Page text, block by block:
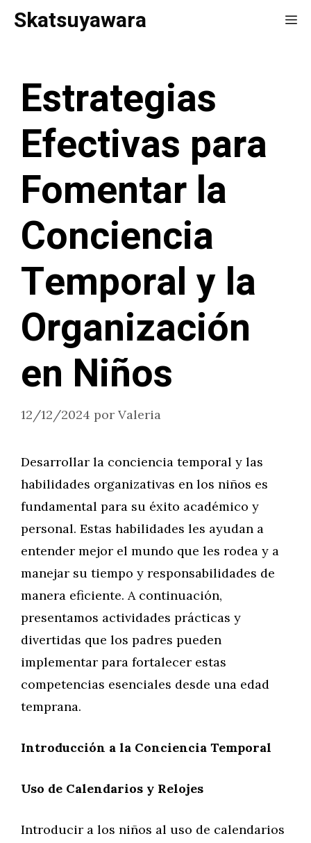
SaltarSkatsuyawara
Estrategias
Efectivas para
Fomentar la
Conciencia
Temporal y la
Organización
en Niños
12/12/2024 por Valeria
Desarrollar la conciencia temporal y las
habilidades organizativas en los niños es
fundamental para su éxito académico y
personal. Estas habilidades les ayudan a
entender mejor el mundo que les rodea y a
manejar su tiempo y responsabilidades de
manera eficiente. A continuación,
presentamos actividades prácticas y
divertidas que los padres pueden
implementar para fortalecer estas
competencias esenciales desde una edad
temprana.
Introducción a la Conciencia Temporal
Uso de Calendarios y Relojes
Introducir a los niños al uso de calendarios